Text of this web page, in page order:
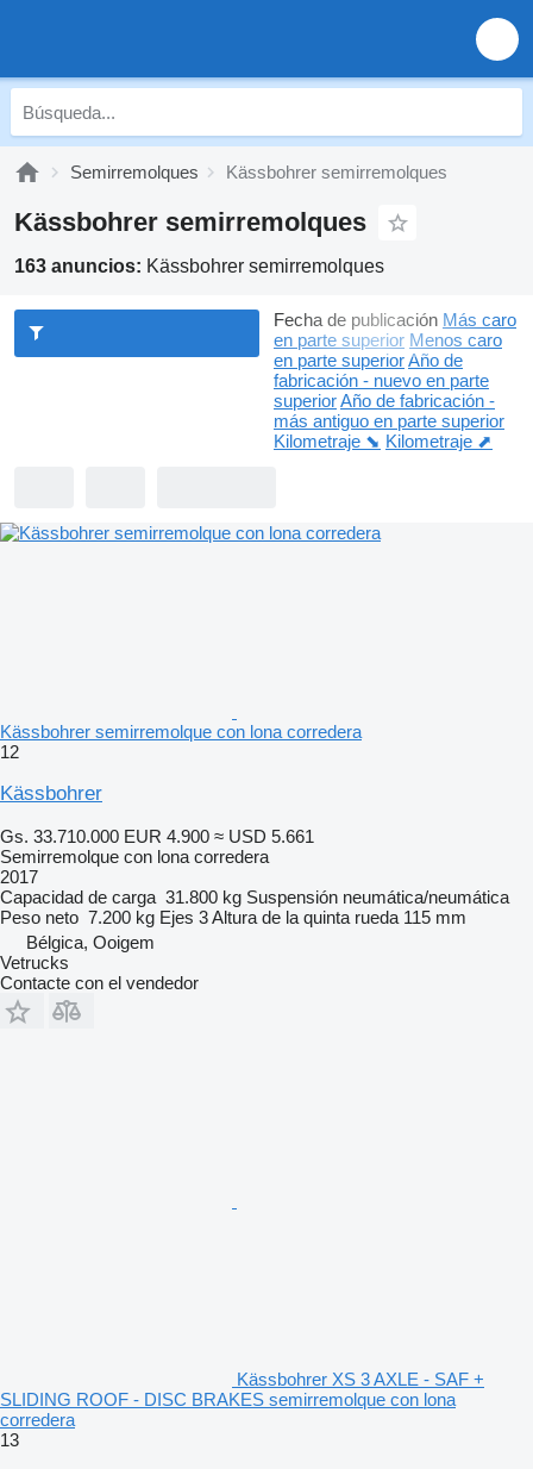
Semirremolques Kässbohrer semirremolques
Kässbohrer semirremolques
163 anuncios: Kässbohrer semirremolques
Fecha de publicación Más caro
en parte superior Menos caro
en parte superiorAño de
fabricación - nuevo en parte
superiorAño de fabricación -
más antiguo en parte superior
Kilometraje ⬊ Kilometraje ⬈
Kässbohrer semirremolque con lona corredera
12
Kässbohrer
Gs. 33.710.000 EUR 4.900 ≈ USD 5.661
Semirremolque con lona corredera
2017
Capacidad de carga 31.800 kg Suspensión neumática/neumática
Peso neto 7.200 kg Ejes 3Altura de la quinta rueda 115 mm
Bélgica, Ooigem
Vetrucks
Contacte con el vendedor
Kässbohrer XS 3 AXLE - SAF +
SLIDING ROOF - DISC BRAKES semirremolque con lona
corredera
13